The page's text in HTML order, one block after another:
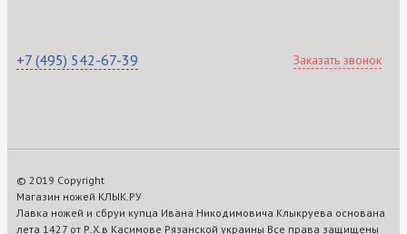
+7 (495) 542-67-39 Заказать звонок
© 2019 Copyright
Магазин ножей КЛЫК.РУ
Лавка ножей и сбруи купца Ивана Никодимовича Клыкруева основана
лета 1427 от Р.Х.в Касимове Рязанской украины Все права защищены